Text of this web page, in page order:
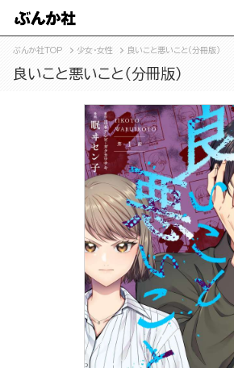
ぶんか社TOP 少女・女性 良いこと悪いこと（分冊版）
良いこと悪いこと（分冊版）